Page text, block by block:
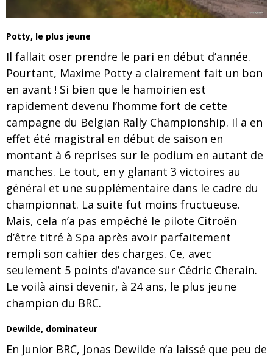
Potty, le plus jeune
Il fallait oser prendre le pari en début d’année.
Pourtant, Maxime Potty a clairement fait un bon
en avant ! Si bien que le hamoirien est
rapidement devenu l’homme fort de cette
campagne du Belgian Rally Championship. Il a en
effet été magistral en début de saison en
montant à 6 reprises sur le podium en autant de
manches. Le tout, en y glanant 3 victoires au
général et une supplémentaire dans le cadre du
championnat. La suite fut moins fructueuse.
Mais, cela n’a pas empêché le pilote Citroën
d’être titré à Spa après avoir parfaitement
rempli son cahier des charges. Ce, avec
seulement 5 points d’avance sur Cédric Cherain.
Le voilà ainsi devenir, à 24 ans, le plus jeune
champion du BRC.
Dewilde, dominateur
En Junior BRC, Jonas Dewilde n’a laissé que peu de